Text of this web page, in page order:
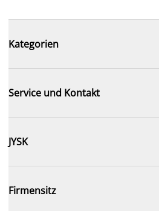
Kategorien
Service und Kontakt
JYSK
Firmensitz